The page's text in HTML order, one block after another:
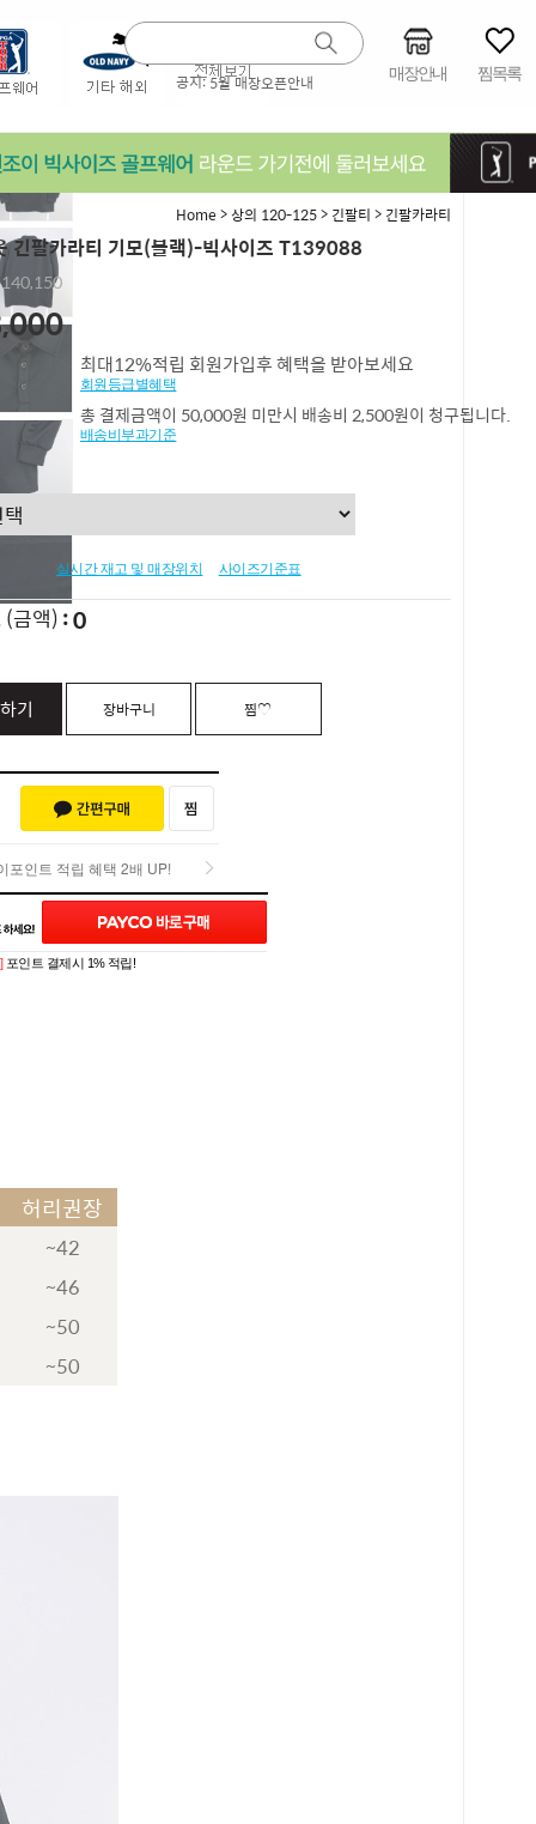
공지:5월 매장오픈안내 매장안내 찜목록
Home>상의 120-125> 긴팔티 > 긴팔카라티
긴팔카라티 기모(블랙)-빅사이즈 T139088
최대12%적립 회원가입후 혜택을 받아보세요
회원등급별혜택
총 결제금액이 50,000원 미만시 배송비 2,500원이 청구됩니다.
배송비부과기준
실시간 재고 및 매장위치 사이즈기준표
(금액) 0
기 장바구니 찜♡
포인트 적립 혜택 2배 UP!
포인트 적립 혜택 2배 UP!
포인트 결제시 1% 적립!
(0)
허리권장
~42
~46
~50
~50